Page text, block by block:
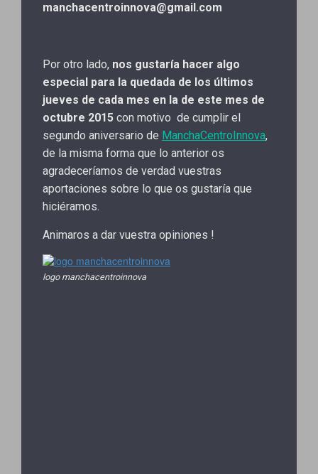
manchacentroinnova@gmail.com
Por otro lado, nos gustaría hacer algo
especial para la quedada de los últimos
jueves de cada mes en la de este mes de
octubre 2015 con motivo de cumplir el
segundo aniversario de ManchaCentroInnova,
de la misma forma que lo anterior os
agradeceríamos de verdad vuestras
aportaciones sobre lo que os gustaría que
hiciéramos.
Animaros a dar vuestra opiniones !
logo manchacentroinnova